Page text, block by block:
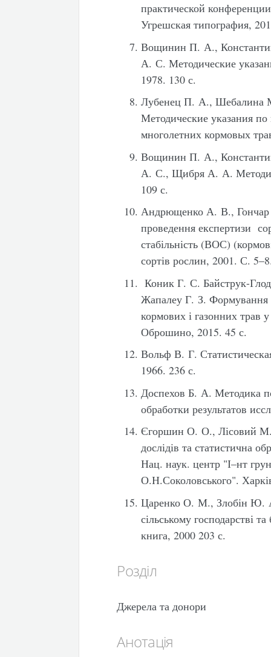
практической
Угрешская типография,
Вощинин П. А.,
А. С. Методические
1978. 130 с.
Лубенец П. А.,
Методические указания
многолетних кормовых
Вощинин П. А.,
А. С., Щибря А. А.
109 с.
Андрющенко А. В.,
проведення експертизи
стабільність (ВОС)
сортів рослин, 2001. С.
Коник Г. С. Байструк-
Жапалеу Г. З. Формування
кормових і газонних трав
Оброшино, 2015. 45 с.
Вольф В. Г.
1966. 236 с.
Доспехов Б. А. Методика
обработки результатов
Єгоршин О. О., Лісовий М.
дослідів та статистична
Нац. наук. центр "І–нт
О.Н.Соколовського".
Царенко О. М., Злобін Ю.
сільському господарстві
книга, 2000 203 с.
Розділ
Джерела та донори
Анотація